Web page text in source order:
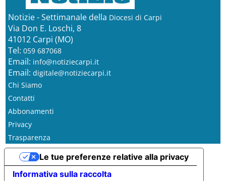
Notizie - Settimanale della Diocesi di Carpi
Via Don E. Loschi, 8
41012 Carpi (MO)
Tel: 059 687068
Email: info@notiziecarpi.it
Email: digitale@notiziecarpi.it
Chi Siamo
Contatti
Abbonamenti
Privacy
Trasparenza
Informativa sulla raccolta
Le tue preferenze relative alla privacy